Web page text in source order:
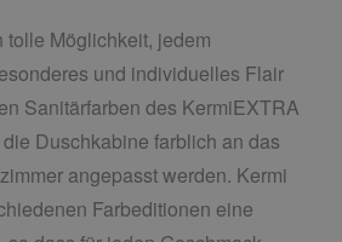
tolle Möglichkeit, jedem
und individuelles Flair
Sanitärfarben des KermiEXTRA
Duschkabine farblich an das
angepasst werden. Kermi
Farbeditionen eine